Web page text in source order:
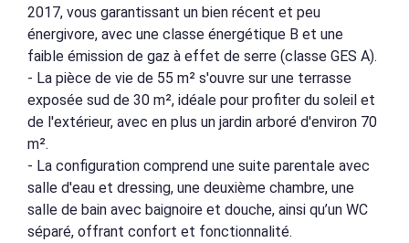
2017, vous garantissant un bien récent et peu
énergivore, avec une classe énergétique B et une
faible émission de gaz à effet de serre (classe GES A).
- La pièce de vie de 55 m² s'ouvre sur une terrasse
exposée sud de 30 m², idéale pour profiter du soleil et
de l'extérieur, avec en plus un jardin arboré d'environ 70
m².
- La configuration comprend une suite parentale avec
salle d'eau et dressing, une deuxième chambre, une
salle de bain avec baignoire et douche, ainsi qu’un WC
séparé, offrant confort et fonctionnalité.